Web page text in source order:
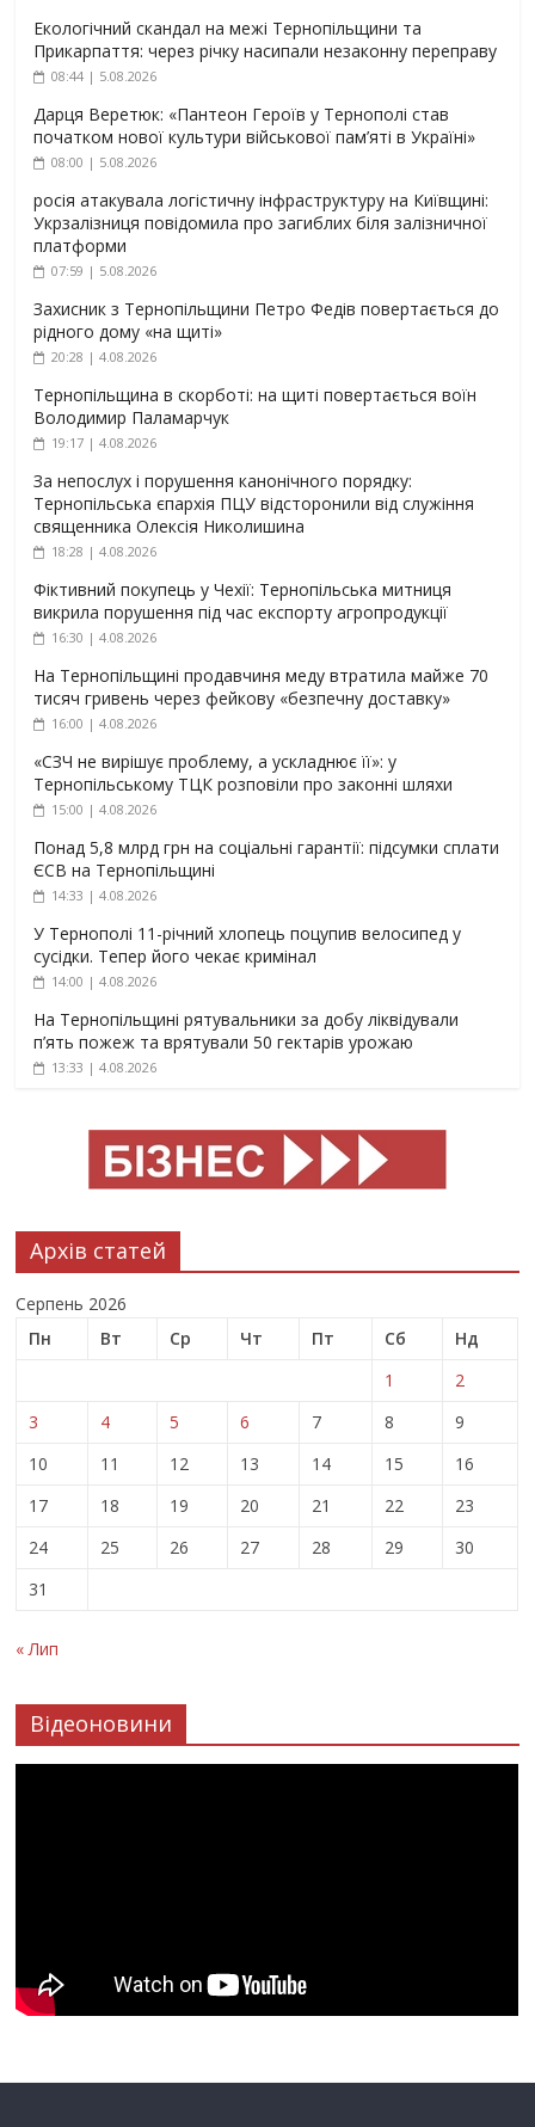
Екологічний скандал на межі Тернопільщини та
Прикарпаття: через річку насипали незаконну переправу
08:44 | 5.08.2026
Дарця Веретюк: «Пантеон Героїв у Тернополі став
початком нової культури військової пам’яті в Україні»
08:00 | 5.08.2026
росія атакувала логістичну інфраструктуру на Київщині:
Укрзалізниця повідомила про загиблих біля залізничної
платформи
07:59 | 5.08.2026
Захисник з Тернопільщини Петро Федів повертається до
рідного дому «на щиті»
20:28 | 4.08.2026
Тернопільщина в скорботі: на щиті повертається воїн
Володимир Паламарчук
19:17 | 4.08.2026
За непослух і порушення канонічного порядку:
Тернопільська єпархія ПЦУ відсторонили від служіння
священника Олексія Николишина
18:28 | 4.08.2026
Фіктивний покупець у Чехії: Тернопільська митниця
викрила порушення під час експорту агропродукції
16:30 | 4.08.2026
На Тернопільщині продавчиня меду втратила майже 70
тисяч гривень через фейкову «безпечну доставку»
16:00 | 4.08.2026
«СЗЧ не вирішує проблему, а ускладнює її»: у
Тернопільському ТЦК розповіли про законні шляхи
15:00 | 4.08.2026
Понад 5,8 млрд грн на соціальні гарантії: підсумки сплати
ЄСВ на Тернопільщині
14:33 | 4.08.2026
У Тернополі 11-річний хлопець поцупив велосипед у
сусідки. Тепер його чекає кримінал
14:00 | 4.08.2026
На Тернопільщині рятувальники за добу ліквідували
п’ять пожеж та врятували 50 гектарів урожаю
13:33 | 4.08.2026
Архів статей
Серпень 2026
Пн
Вт Ср Чт Пт Сб
Нд
1
2
3
4 5 6 7 8
9
10
11 12 13 14 15
16
17
18 19 20 21 22
23
24
25 26 27 28 29
30
31
« Лип
Відеоновини